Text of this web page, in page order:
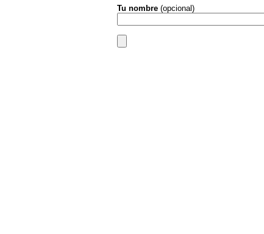
Tu nombre (opcional)